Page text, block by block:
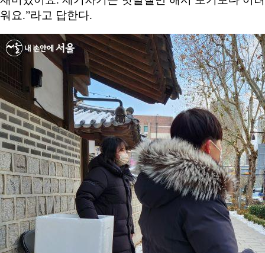
워요.”라고 답한다.